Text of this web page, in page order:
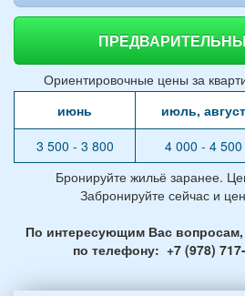
Ориентировочные цены за
июнь
июль, август
3 500 - 3 800
4 000 - 4 500
Бронируйте жильё заранее.
Забронируйте сейчас и
По интересующим Вас вопросам,
по телефону: +7 (978)